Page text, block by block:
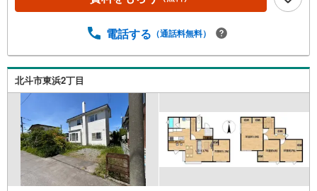
電話する （通話料無料）
北斗市東浜2丁目